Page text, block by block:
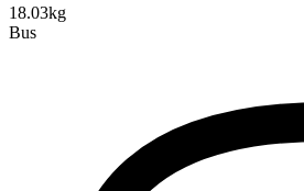
18.03kg
Bus